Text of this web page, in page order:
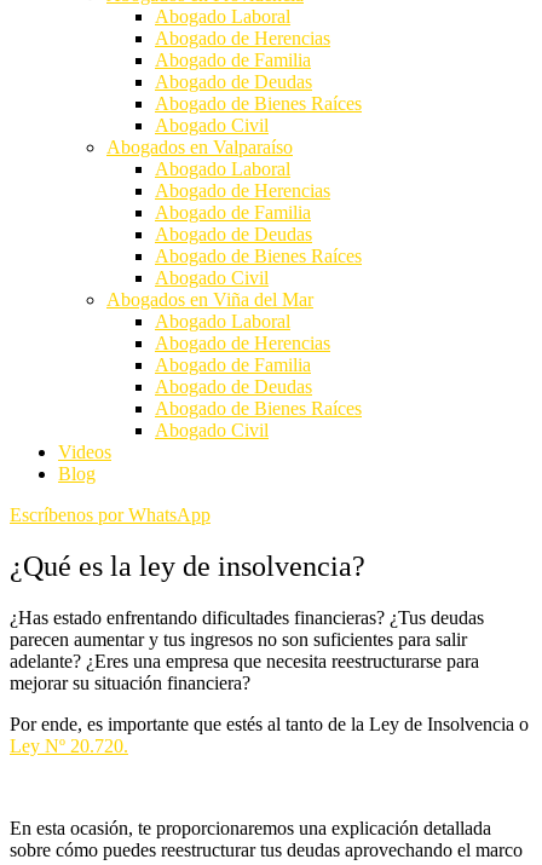
Abogado Laboral
Abogado de Herencias
Abogado de Familia
Abogado de Deudas
Abogado de Bienes Raíces
Abogado Civil
Abogados en Valparaíso
Abogado Laboral
Abogado de Herencias
Abogado de Familia
Abogado de Deudas
Abogado de Bienes Raíces
Abogado Civil
Abogados en Viña del Mar
Abogado Laboral
Abogado de Herencias
Abogado de Familia
Abogado de Deudas
Abogado de Bienes Raíces
Abogado Civil
Videos
Blog
Escríbenos por WhatsApp
¿Qué es la ley de insolvencia?
¿Has estado enfrentando dificultades financieras? ¿Tus deudas
parecen aumentar y tus ingresos no son suficientes para salir
adelante? ¿Eres una empresa que necesita reestructurarse para
mejorar su situación financiera?
Por ende, es importante que estés al tanto de la Ley de Insolvencia o
Ley Nº 20.720.
En esta ocasión, te proporcionaremos una explicación detallada
sobre cómo puedes reestructurar tus deudas aprovechando el marco